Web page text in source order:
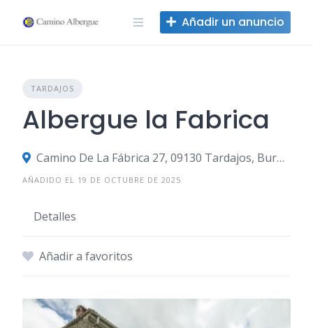
Añadir un anuncio
TARDAJOS
Albergue la Fabrica
Camino De La Fábrica 27, 09130 Tardajos, Burgos, España
AÑADIDO EL 19 DE OCTUBRE DE 2025
Detalles
Añadir a favoritos